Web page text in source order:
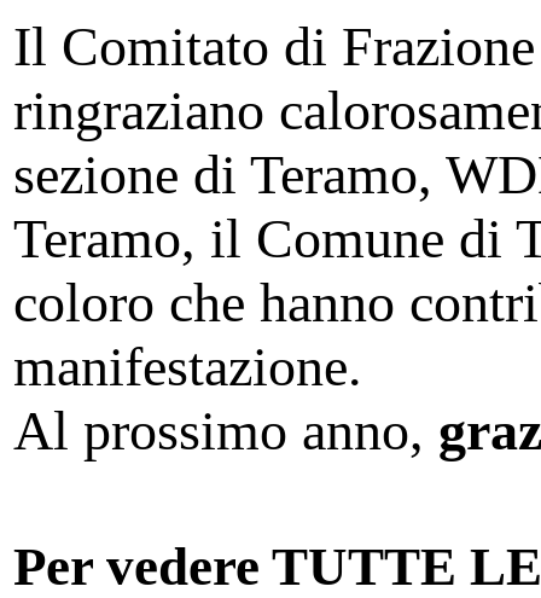
Il Comitato di
ringraziano
sezione di Teramo,
Teramo, il Comune di
coloro che hanno
manifestazione.
Al prossimo anno,
Per vedere TUTTE